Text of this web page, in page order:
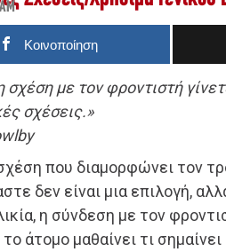
Κοινοποίηση
με τον φροντιστή
σχέσεις.»
που διαμορφώνει τον
δεν είναι μια επιλογή,
η σύνδεση με τον
άτομο μαθαίνει τι